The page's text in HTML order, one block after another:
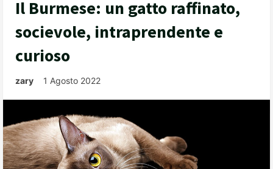
Il Burmese: un gatto raffinato,
socievole, intraprendente e
curioso
zary 1 Agosto 2022